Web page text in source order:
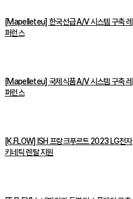
[Mapelleteu] 한국선급 A/V 시스템 구축 레
퍼런스
[Mapelleteu] 국제식품 A/V 시스템 구축 레
퍼런스
[K.FLOW] ISH 프랑크푸르트 2023 LG전자
키네틱 렌탈 지원